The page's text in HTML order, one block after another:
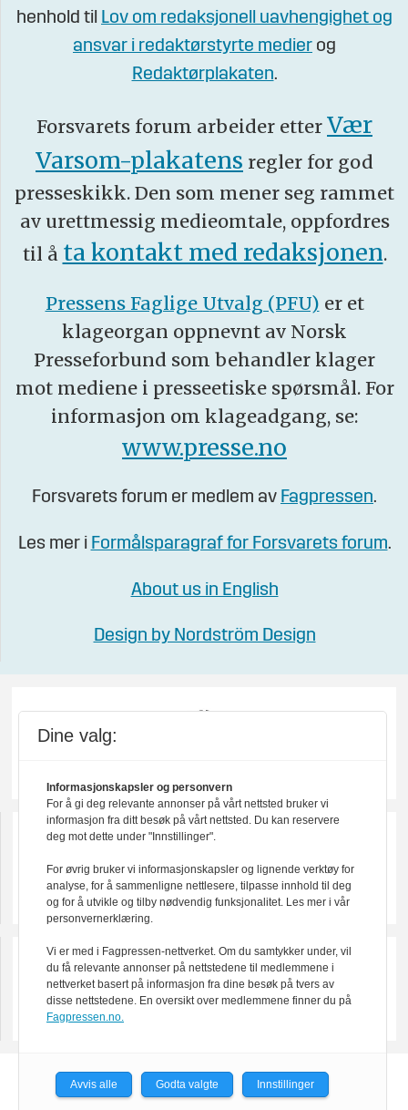
henhold til Lov om redaksjonell uavhengighet og
ansvar i redaktørstyrte medier og
Redaktørplakaten.
Forsvarets forum arbeider etter Vær
Varsom-plakatens regler for god
presseskikk. Den som mener seg rammet
av urettmessig medieomtale, oppfordres
til å ta kontakt med redaksjonen.
Pressens Faglige Utvalg (PFU) er et
klageorgan oppnevnt av Norsk
Presseforbund som behandler klager
mot mediene i presseetiske spørsmål. For
informasjon om klageadgang, se:
www.presse.no
Forsvarets forum er medlem av Fagpressen.
Les mer i Formålsparagraf for Forsvarets forum.
About us in English
Design by Nordström Design
Powered by Labrador CMS
Dine valg:
Informasjonskapsler og personvern
For å gi deg relevante annonser på vårt nettsted bruker vi
informasjon fra ditt besøk på vårt nettsted. Du kan reservere
deg mot dette under "Innstillinger".
For øvrig bruker vi informasjonskapsler og lignende verktøy for
analyse, for å sammenligne nettlesere, tilpasse innhold til deg
og for å utvikle og tilby nødvendig funksjonalitet. Les mer i vår
personvernerklæring.
Vi er med i Fagpressen-nettverket. Om du samtykker under, vil
du få relevante annonser på nettstedene til medlemmene i
nettverket basert på informasjon fra dine besøk på tvers av
disse nettstedene. En oversikt over medlemmene finner du på
Fagpressen.no.
Avvis alle Godta valgte Innstillinger